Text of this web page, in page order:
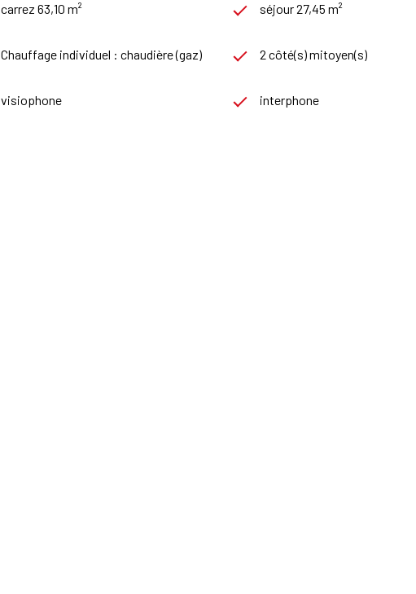
carrez 63,10 m² séjour 27,45 m²
Chauffage individuel : chaudière (gaz) 2 côté(s) mitoyen(s)
visiophone interphone